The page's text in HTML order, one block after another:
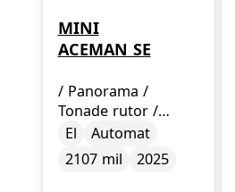
MINI
ACEMAN SE
/ Panorama /
Tonade rutor /
Komfortöppning /
Head-Up
Drivmedel
El
Drivmedel
Automat
Miltal
2107 mil
årsmodell
2025